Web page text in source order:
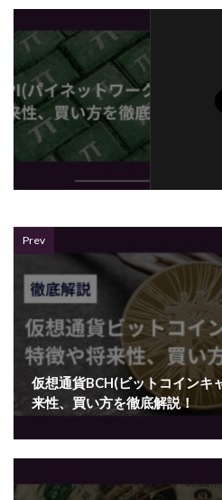
Prev
仮想通貨BCH(ビットコインキ
来性、買い方を徹底解説！